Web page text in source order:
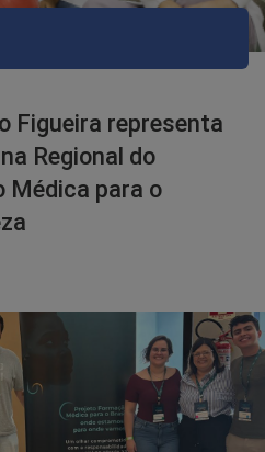
Figueira representa
Regional do
Médica para o